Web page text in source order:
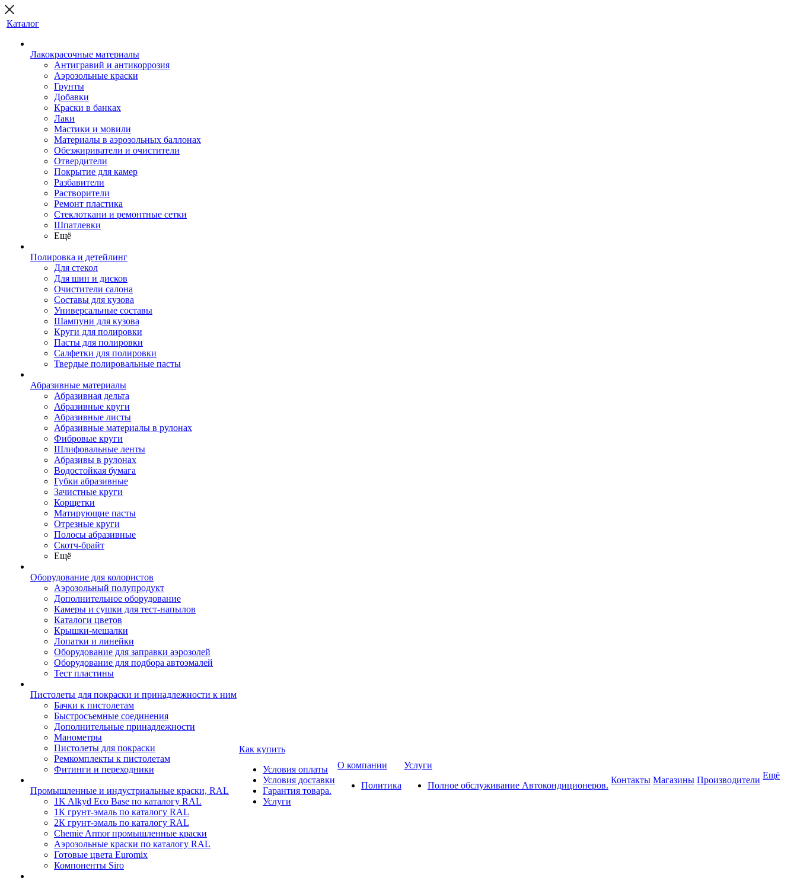
Каталог
Лакокрасочные материалы
Антигравий и антикоррозия
Аэрозольные краски
Грунты
Добавки
Краски в банках
Лаки
Мастики и мовили
Материалы в аэрозольных баллонах
Обезжириватели и очистители
Отвердители
Покрытие для камер
Разбавители
Растворители
Ремонт пластика
Стеклоткани и ремонтные сетки
Шпатлевки
Ещё
Полировка и детейлинг
Для стекол
Для шин и дисков
Очистители салона
Составы для кузова
Универсальные составы
Шампуни для кузова
Круги для полировки
Пасты для полировки
Салфетки для полировки
Твердые полировальные пасты
Абразивные материалы
Абразивная дельта
Абразивные круги
Абразивные листы
Абразивные материалы в рулонах
Фибровые круги
Шлифовальные ленты
Абразивы в рулонах
Водостойкая бумага
Губки абразивные
Зачистные круги
Корщетки
Матирующие пасты
Отрезные круги
Полосы абразивные
Скотч-брайт
Ещё
Оборудование для колористов
Аэрозольный полупродукт
Дополнительное оборудование
Камеры и сушки для тест-напылов
Каталоги цветов
Крышки-мешалки
Лопатки и линейки
Оборудование для заправки аэрозолей
Оборудование для подбора автоэмалей
Тест пластины
Пистолеты для покраски и принадлежности к ним
Бачки к пистолетам
Быстросъемные соединения
Дополнительные принадлежности
Манометры
Пистолеты для покраски
Ремкомплекты к пистолетам
Фитинги и переходники
Промышленные и индустриальные краски, RAL
1K Alkyd Eco Base по каталогу RAL
1К грунт-эмаль по каталогу RAL
2К грунт-эмаль по каталогу RAL
Chemie Armor промышленные краски
Аэрозольные краски по каталогу RAL
Готовые цвета Euromix
Компоненты Siro
Как купить
Условия оплаты
Условия доставки
Гарантия товара.
Услуги
О компании
Политика
Услуги
Полное обслуживание Автокондиционеров.
Контакты Магазины Производители Ещё